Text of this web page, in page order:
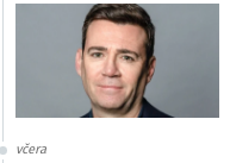
včera